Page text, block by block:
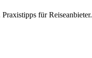
für Reiseanbieter.